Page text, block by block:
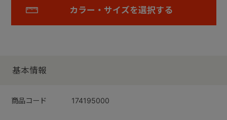
カラー・サイズを選択する
基本情報
商品コード 174195000